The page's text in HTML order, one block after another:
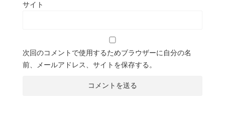
サイト
次回のコメントで使用するためブラウザーに自分の名
前、メールアドレス、サイトを保存する。